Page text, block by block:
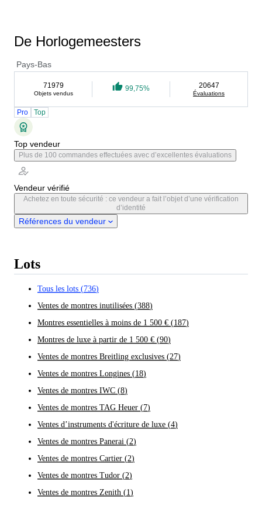
De Horlogemeesters
Pays-Bas
71979
Objets vendus
99,75% 20647
Évaluations
Pro Top
Top vendeur
Plus de 100 commandes effectuées avec d’excellentes évaluations
Vendeur vérifié
Achetez en toute sécurité : ce vendeur a fait l’objet d’une vérification
d’identité
Références du vendeur
Lots
Tous les lots (736)
Ventes de montres inutilisées (388)
Montres essentielles à moins de 1 500 € (187)
Montres de luxe à partir de 1 500 € (90)
Ventes de montres Breitling exclusives (27)
Ventes de montres Longines (18)
Ventes de montres IWC (8)
Ventes de montres TAG Heuer (7)
Ventes d’instruments d'écriture de luxe (4)
Ventes de montres Panerai (2)
Ventes de montres Cartier (2)
Ventes de montres Tudor (2)
Ventes de montres Zenith (1)